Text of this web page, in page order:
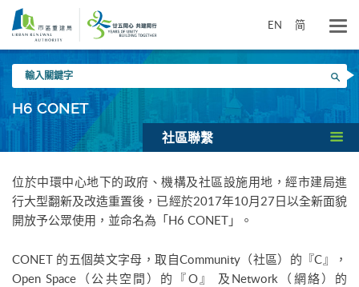
要
EN 简
入
關
鍵
搜尋
H6 CONET
社區聯繫
位於中環中心地下的政府、機構及社區設施用地，經市建局進
行大型翻新及改造重置後，已經於2017年10月27日以全新面貌
開放予公眾使用，並命名為「H6 CONET」。
CONET 的五個英文字母，取自Community（社區）的『C』，
Open Space（公共空間）的『O』 及Network（網絡）的